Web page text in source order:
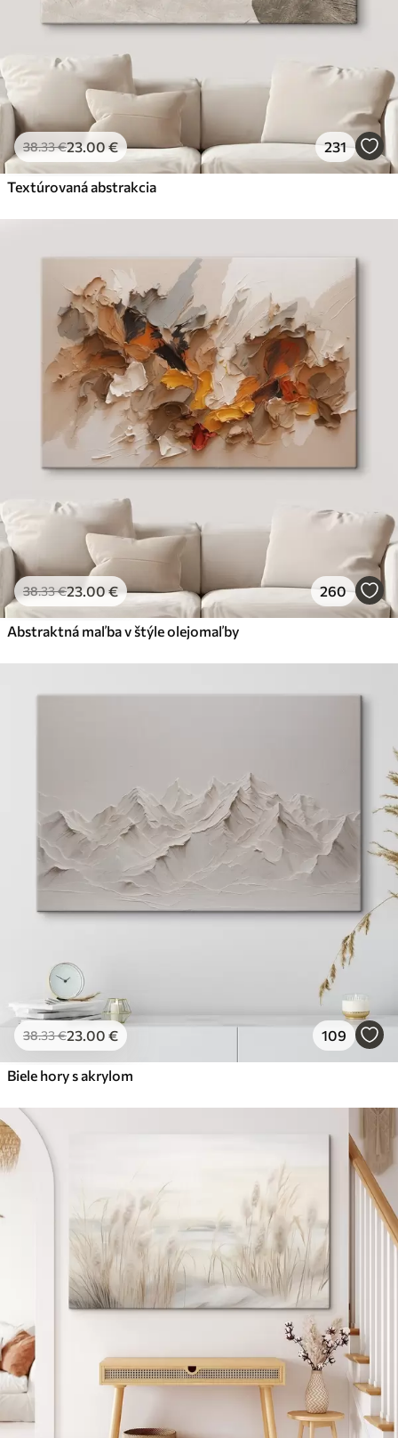
38.33€23.00€ 231
Textúrovaná abstrakcia
38.33€23.00€ 260
Abstraktná maľba v štýle olejomaľby
38.33€23.00 € 109
Biele hory s akrylom